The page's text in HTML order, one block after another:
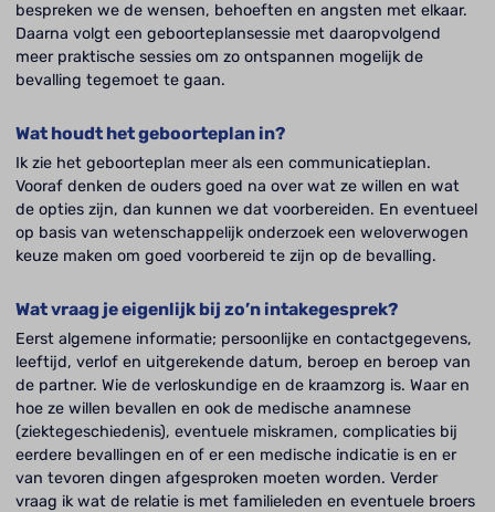
bespreken we de wensen, behoeften en angsten met elkaar.
Daarna volgt een geboorteplansessie met daaropvolgend
meer praktische sessies om zo ontspannen mogelijk de
bevalling tegemoet te gaan.
Wat houdt het geboorteplan in?
Ik zie het geboorteplan meer als een communicatieplan.
Vooraf denken de ouders goed na over wat ze willen en wat
de opties zijn, dan kunnen we dat voorbereiden. En eventueel
op basis van wetenschappelijk onderzoek een weloverwogen
keuze maken om goed voorbereid te zijn op de bevalling.
Wat vraag je eigenlijk bij zo’n intakegesprek?
Eerst algemene informatie; persoonlijke en contactgegevens,
leeftijd, verlof en uitgerekende datum, beroep en beroep van
de partner. Wie de verloskundige en de kraamzorg is. Waar en
hoe ze willen bevallen en ook de medische anamnese
(ziektegeschiedenis), eventuele miskramen, complicaties bij
eerdere bevallingen en of er een medische indicatie is en er
van tevoren dingen afgesproken moeten worden. Verder
vraag ik wat de relatie is met familieleden en eventuele broers